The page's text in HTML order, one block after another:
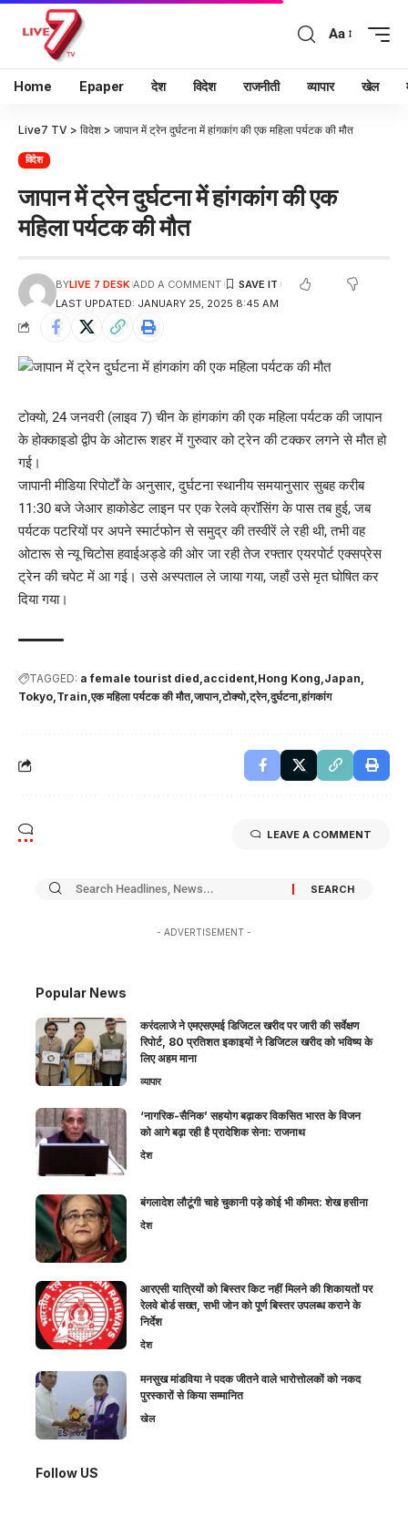
Aa
Home Epaper देश विदेश राजनीती व्यापार खेल
Live7 TV > विदेश > जापान में ट्रेन दुर्घटना में हांगकांग की एक महिला पर्यटक की मौत
विदेश
जापान में ट्रेन दुर्घटना में हांगकांग की एक
महिला पर्यटक की मौत
LAST UPDATED: JANUARY 25, 2025 8:45 AM
BYLIVE 7 DESK ADD A COMMENT
टोक्यो, 24 जनवरी (लाइव 7) चीन के हांगकांग की एक महिला पर्यटक की जापान
के होक्काइडो द्वीप के ओटारू शहर में गुरुवार को ट्रेन की टक्कर लगने से मौत हो
गई।
जापानी मीडिया रिपोर्टों के अनुसार, दुर्घटना स्थानीय समयानुसार सुबह करीब
11:30 बजे जेआर हाकोडेट लाइन पर एक रेलवे क्रॉसिंग के पास तब हुई, जब
पर्यटक पटरियों पर अपने स्मार्टफोन से समुद्र की तस्वीरें ले रही थी, तभी वह
ओटारू से न्यू चिटोस हवाईअड्डे की ओर जा रही तेज रफ्तार एयरपोर्ट एक्सप्रेस
ट्रेन की चपेट में आ गई। उसे अस्पताल ले जाया गया, जहाँ उसे मृत घोषित कर
दिया गया।
TAGGED: a female tourist died accident Hong Kong Japan
Tokyo Train एक महिला पर्यटक की मौत जापान टोक्यो ट्रेन दुर्घटना हांगकांग
LEAVE A COMMENT
- ADVERTISEMENT -
Popular News
करंदलाजे ने एमएसएमई डिजिटल खरीद पर जारी की सर्वेक्षण
रिपोर्ट, 80 प्रतिशत इकाइयों ने डिजिटल खरीद को भविष्य के
लिए अहम माना
व्यापार
‘नागरिक-सैनिक’ सहयोग बढ़ाकर विकसित भारत के विजन
को आगे बढ़ा रही है प्रादेशिक सेना: राजनाथ
देश
बंगलादेश लौटूंगी चाहे चुकानी पड़े कोई भी कीमत: शेख हसीना
देश
आरएसी यात्रियों को बिस्तर किट नहीं मिलने की शिकायतों पर
रेलवे बोर्ड सख्त, सभी जोन को पूर्ण बिस्तर उपलब्ध कराने के
निर्देश
देश
मनसुख मांडविया ने पदक जीतने वाले भारोत्तोलकों को नकद
पुरस्कारों से किया सम्मानित
खेल
Follow US